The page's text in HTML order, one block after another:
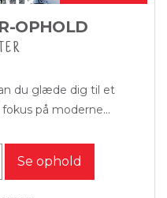
OPHOLD
du glæde dig til et
på moderne...
Se ophold